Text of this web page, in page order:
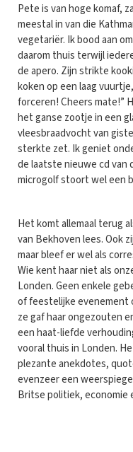
Pete is van hoge komaf,
meestal in van die
vegetariër. Ik bood aan
daarom thuis terwijl
de apero. Zijn strikte
koken op een laag
forceren! Cheers mate!”
het ganse zootje in een
vleesbraadvocht van
sterkte zet. Ik geniet
de laatste nieuwe cd van
microgolf stoort wel een
Het komt allemaal terug
van Bekhoven lees. Ook
maar bleef er wel als
Wie kent haar niet als
Londen. Geen enkele
of feestelijke evenement
ze gaf haar ongezouten
een haat-liefde
vooral thuis in Londen.
plezante anekdotes,
evenzeer een
Britse politiek, economie